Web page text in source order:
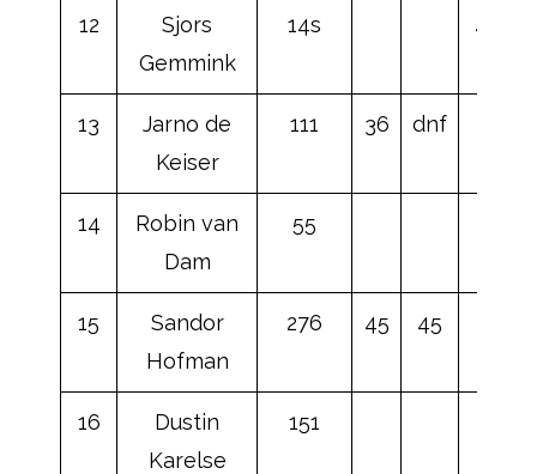
12
Sjors
Gemmink
14s 43
13
Jarno de
Keiser
111 36 dnf
14
Robin van
Dam
55
15
Sandor
Hofman
276 45 45
16
Dustin
Karelse
151